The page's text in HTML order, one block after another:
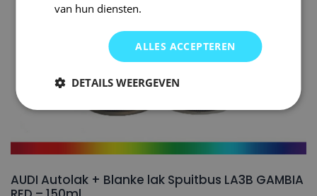
AUDI Autolak + Blanke lak Spuitbus LA3B GAMBIA
van hun diensten.
ALLES ACCEPTEREN
DETAILS WEERGEVEN